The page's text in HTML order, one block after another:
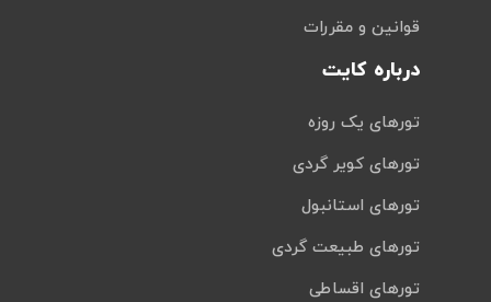
قوانین و مقررات
درباره کایت
تورهای یک روزه
تورهای کویر گردی
تورهای استانبول
تورهای طبیعت گردی
تورهای اقساطی